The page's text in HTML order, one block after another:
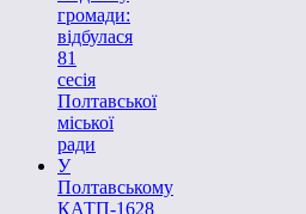
громади:
відбулася
81
сесія
Полтавської
міської
ради
У
Полтавському
КАТП-1628